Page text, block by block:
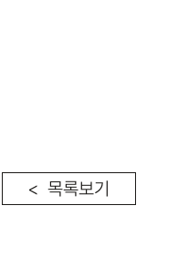
< 목록보기